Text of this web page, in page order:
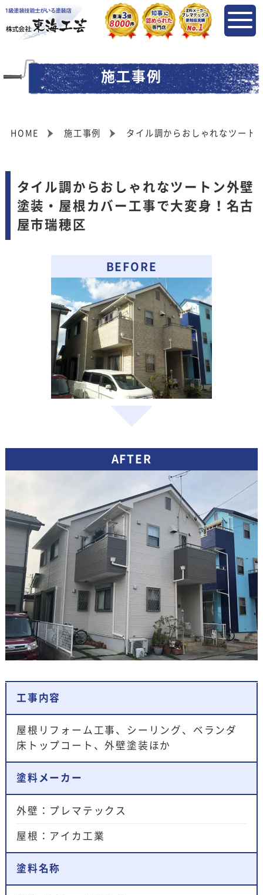
施工事例
HOME 施工事例 タイル調からおしゃれなツート
タイル調からおしゃれなツートン外壁
塗装・屋根カバー工事で大変身！名古
屋市瑞穂区
BEFORE
AFTER
工事内容
屋根リフォーム工事、シーリング、ベランダ
床トップコート、外壁塗装ほか
塗料メーカー
外壁：プレマテックス
屋根：アイカ工業
塗料名称